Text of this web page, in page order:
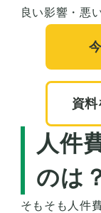
良い影響・悪
資
人件
のは
そもそも人件